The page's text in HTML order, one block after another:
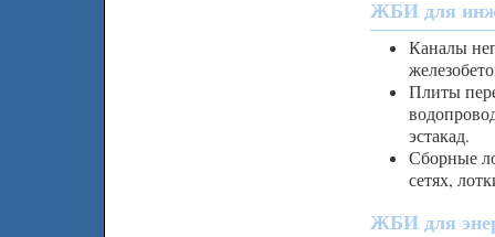
ЖБИ для
Каналы
Плиты
эстакад.
Сборные
сетях,
ЖБИ для